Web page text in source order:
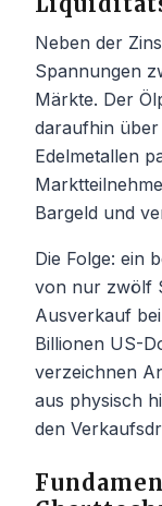
Neben der
Spannungen
Märkte. Der
daraufhin
Edelmetallen
Bargeld und
Die Folge: ein
von nur zwölf
Ausverkauf
Billionen US-
verzeichnen
aus physisch
den